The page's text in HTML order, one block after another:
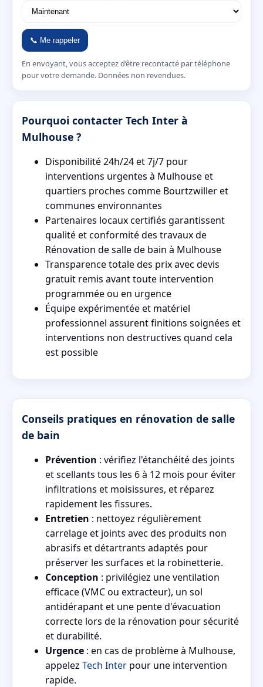
📞 Me rappeler
En envoyant, vous acceptez d’être recontacté par téléphone
pour votre demande. Données non revendues.
Pourquoi contacter Tech Inter à
Mulhouse ?
Disponibilité 24h/24 et 7j/7 pour
interventions urgentes à Mulhouse et
quartiers proches comme Bourtzwiller et
communes environnantes
Partenaires locaux certifiés garantissent
qualité et conformité des travaux de
Rénovation de salle de bain à Mulhouse
Transparence totale des prix avec devis
gratuit remis avant toute intervention
programmée ou en urgence
Équipe expérimentée et matériel
professionnel assurent finitions soignées et
interventions non destructives quand cela
est possible
Conseils pratiques en rénovation de salle
de bain
Prévention : vérifiez l'étanchéité des joints
et scellants tous les 6 à 12 mois pour éviter
infiltrations et moisissures, et réparez
rapidement les fissures.
Entretien : nettoyez régulièrement
carrelage et joints avec des produits non
abrasifs et détartrants adaptés pour
préserver les surfaces et la robinetterie.
Conception : privilégiez une ventilation
efficace (VMC ou extracteur), un sol
antidérapant et une pente d'évacuation
correcte lors de la rénovation pour sécurité
et durabilité.
Urgence : en cas de problème à Mulhouse,
appelez Tech Inter pour une intervention
rapide.